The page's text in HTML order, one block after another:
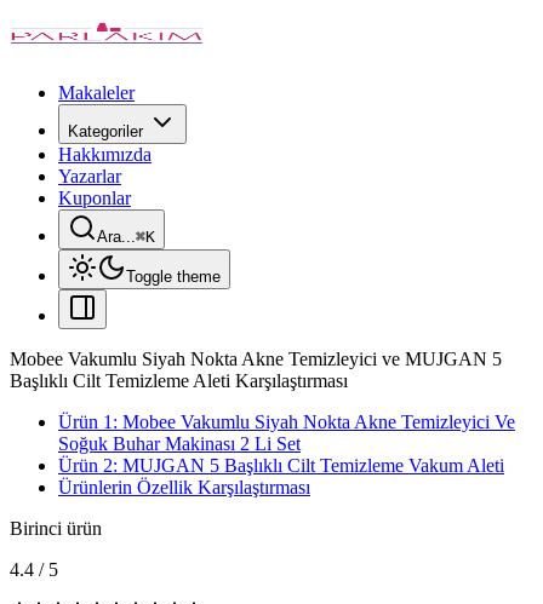
Makaleler
Kategoriler
Hakkımızda
Yazarlar
Kuponlar
Ara...⌘K
Toggle theme
Mobee Vakumlu Siyah Nokta Akne Temizleyici ve MUJGAN 5
Başlıklı Cilt Temizleme Aleti Karşılaştırması
Ürün 1: Mobee Vakumlu Siyah Nokta Akne Temizleyici Ve
Soğuk Buhar Makinası 2 Li Set
Ürün 2: MUJGAN 5 Başlıklı Cilt Temizleme Vakum Aleti
Ürünlerin Özellik Karşılaştırması
Birinci ürün
4.4 / 5